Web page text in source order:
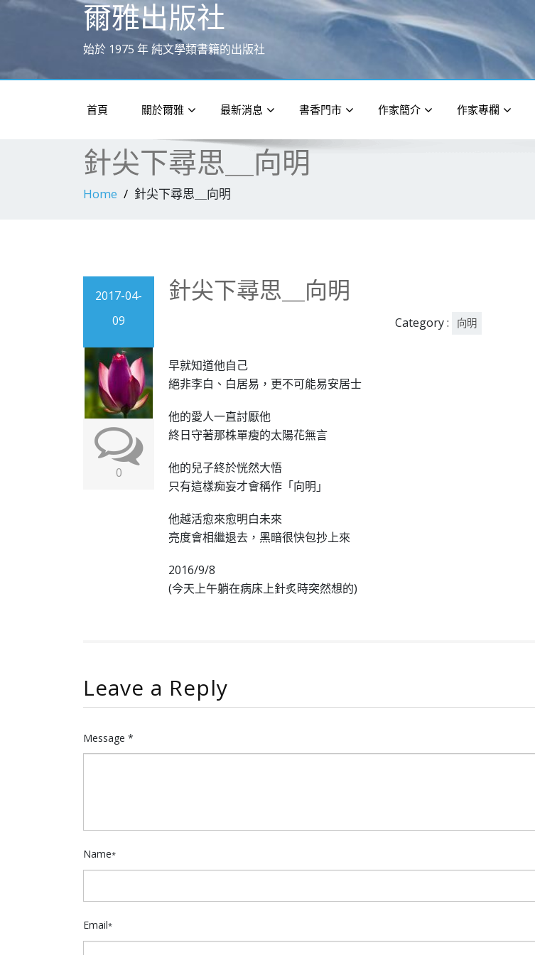
爾雅出版社
始於 1975 年 純文學類書籍的出版社
首頁 關於爾雅 最新消息 書香門市 作家簡介 作家專欄
針尖下尋思＿向明
Home 針尖下尋思＿向明
2017-04-
09
0
針尖下尋思＿向明
Category : 向明
早就知道他自己
絕非李白、白居易，更不可能易安居士
他的愛人一直討厭他
終日守著那株單瘦的太陽花無言
他的兒子終於恍然大悟
只有這樣痴妄才會稱作「向明」
他越活愈來愈明白未來
亮度會相繼退去，黑暗很快包抄上來
2016/9/8
(今天上午躺在病床上針炙時突然想的)
Leave a Reply
Message *
Name*
Email*